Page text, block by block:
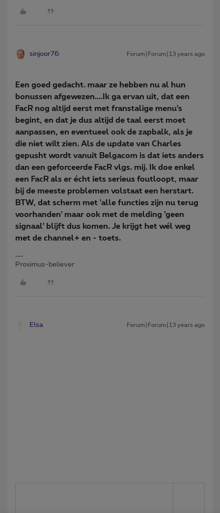
sinjoor76 Forum|Forum|13 years ago
Een goed gedacht. maar ze hebben nu al hun
bonussen afgewezen....Ik ga ervan uit, dat een
FacR nog altijd eerst met franstalige menu's
begint, en dat je dus altijd de taal eerst moet
aanpassen, en eventueel ook de zapbalk, als je
die niet wilt zien. Als de update van Charles
gepusht wordt vanuit Belgacom is dat iets anders
dan een geforceerde FacR vlgs. mij. Ik doe enkel
een FacR als er écht iets serieus foutloopt, maar
bij de meeste problemen volstaat een herstart.
BTW, dat scherm met 'alle functies zijn nu terug
voorhanden' maar ook met de melding 'geen
signaal' blijft dus komen. Je krijgt het wél weg
met de channel+ en - toets.
Proximus-believer
Elsa Forum|Forum|13 years ago